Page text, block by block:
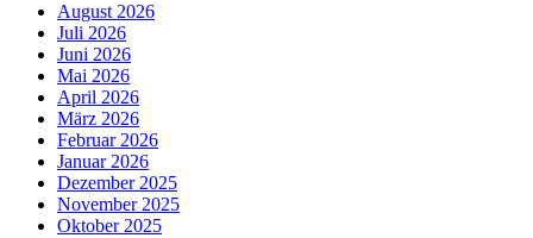
August 2026
Juli 2026
Juni 2026
Mai 2026
April 2026
März 2026
Februar 2026
Januar 2026
Dezember 2025
November 2025
Oktober 2025